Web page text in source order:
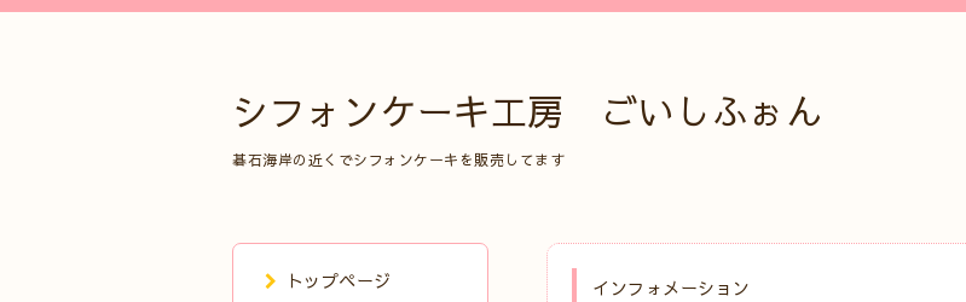
シフォンケーキ工房 ごいしふぉん
碁石海岸の近くでシフォンケーキを販売してます
インフォメーション
トップページ